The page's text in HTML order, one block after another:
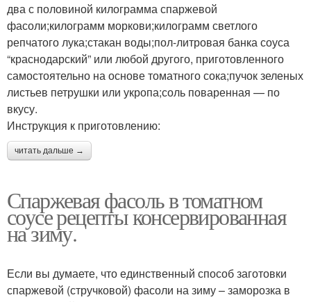
два с половиной килограмма спаржевой
фасоли;килограмм моркови;килограмм светлого
репчатого лука;стакан воды;пол-литровая банка соуса
“краснодарский” или любой другого, приготовленного
самостоятельно на основе томатного сока;пучок зеленых
листьев петрушки или укропа;соль поваренная — по
вкусу.
Инструкция к приготовлению:
читать дальше →
Спаржевая фасоль в томатном
соусе рецепты консервированная
на зиму.
Если вы думаете, что единственный способ заготовки
спаржевой (стручковой) фасоли на зиму – заморозка в